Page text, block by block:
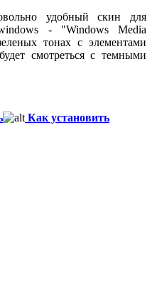
удобный скин для
windows - "Windows Media
тонах с элементами
смотреться с темными
Как установить